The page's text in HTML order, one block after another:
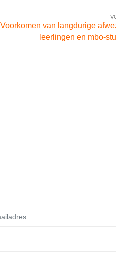
Voorkomen van langdurige
leerlingen en mbo-